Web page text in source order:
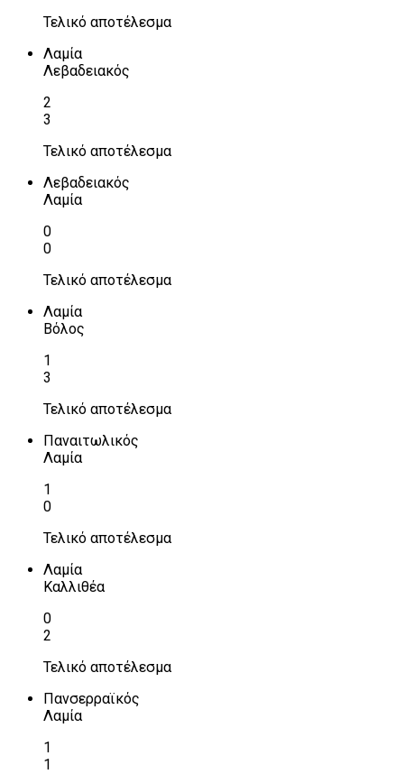
Τελικό αποτέλεσμα
Λαμία
Λεβαδειακός
2
3
Τελικό αποτέλεσμα
Λεβαδειακός
Λαμία
0
0
Τελικό αποτέλεσμα
Λαμία
Βόλος
1
3
Τελικό αποτέλεσμα
Παναιτωλικός
Λαμία
1
0
Τελικό αποτέλεσμα
Λαμία
Καλλιθέα
0
2
Τελικό αποτέλεσμα
Πανσερραϊκός
Λαμία
1
1